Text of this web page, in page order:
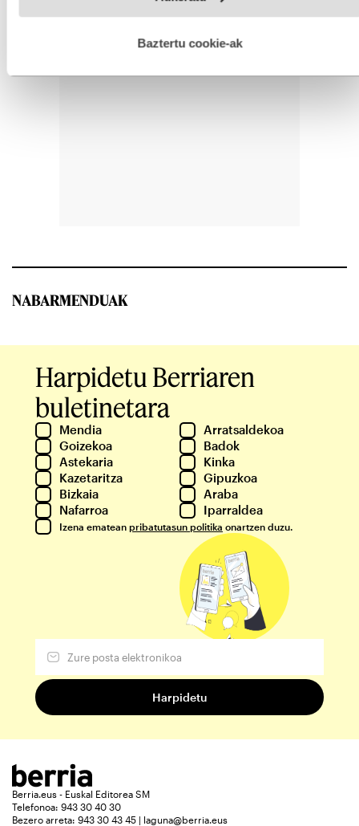
esplizitua ematen diguzu.Gehiago irakurri
Baztertu cookie-ak
NABARMENDUAK
Harpidetu Berriaren
buletinetara
Mendia
Arratsaldekoa
Goizekoa
Badok
Astekaria
Kinka
Kazetaritza
Gipuzkoa
Bizkaia
Araba
Nafarroa
Iparraldea
Izena ematean pribatutasun politika onartzen duzu.
Berria.eus - Euskal Editorea SM
Telefonoa: 943 30 40 30
Bezero arreta: 943 30 43 45 | laguna@berria.eus